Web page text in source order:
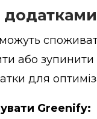
додатками
або зупинити
для
Greenify: